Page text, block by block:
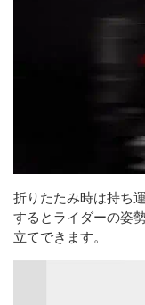
折りたたみ時は持ち
するとライダーの姿
立てできます。